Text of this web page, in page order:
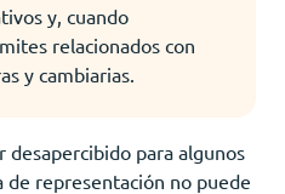
y, cuando
relacionados con
y cambiarias.
desapercibido para algunos
de representación no puede